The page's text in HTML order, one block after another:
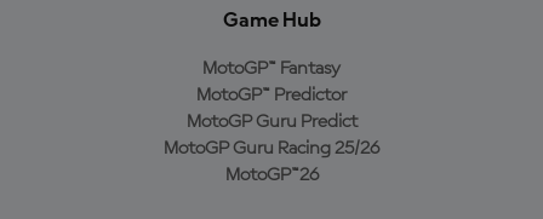
Game Hub
MotoGP™ Fantasy
MotoGP™ Predictor
MotoGP Guru Predict
MotoGP Guru Racing 25/26
MotoGP™26